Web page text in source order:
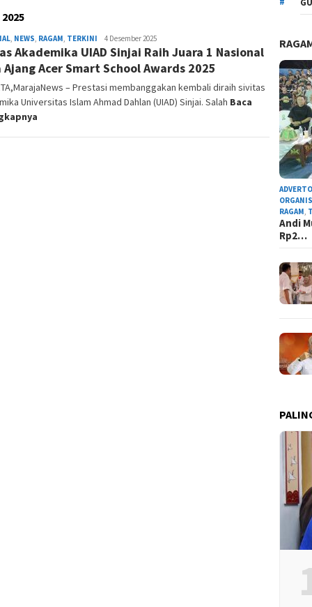
2025
, NEWS, RAGAM, TERKINI Admin
Redaksi
4 Desember 2025
Akademika UIAD Sinjai Raih Juara 1 Nasional
Ajang Acer Smart School Awards 2025
– Prestasi membanggakan kembali diraih sivitas
Universitas Islam Ahmad Dahlan (UIAD) Sinjai. Salah Baca
RAGAM
Andi
Rp2…